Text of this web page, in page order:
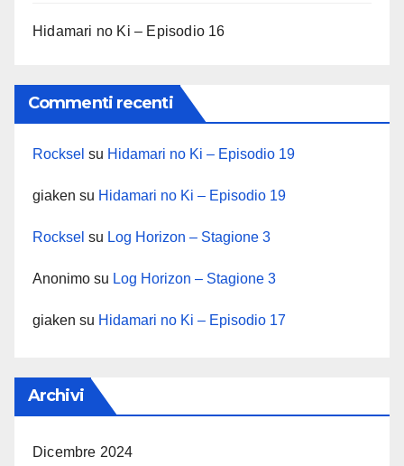
Hidamari no Ki – Episodio 16
Commenti recenti
Rocksel su Hidamari no Ki – Episodio 19
giaken su Hidamari no Ki – Episodio 19
Rocksel su Log Horizon – Stagione 3
Anonimo su Log Horizon – Stagione 3
giaken su Hidamari no Ki – Episodio 17
Archivi
Dicembre 2024